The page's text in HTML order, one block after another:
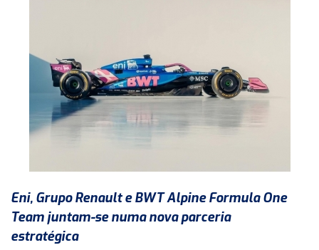
Eni, Grupo Renault e BWT Alpine Formula One
Team juntam-se numa nova parceria
estratégica